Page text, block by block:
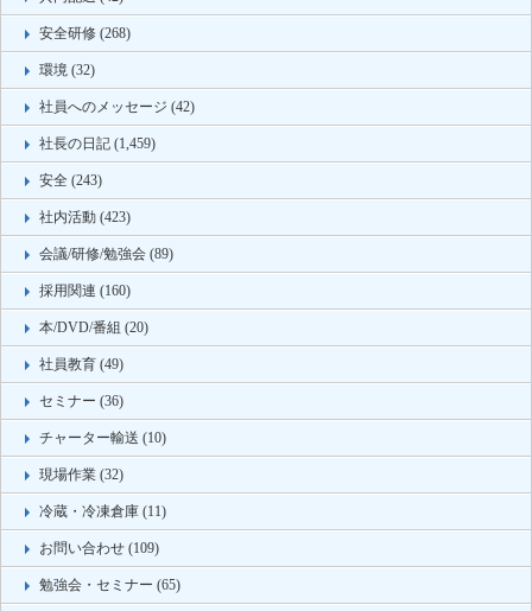
安全研修 (268)
環境 (32)
社員へのメッセージ (42)
社長の日記 (1,459)
安全 (243)
社内活動 (423)
会議/研修/勉強会 (89)
採用関連 (160)
本/DVD/番組 (20)
社員教育 (49)
セミナー (36)
チャーター輸送 (10)
現場作業 (32)
冷蔵・冷凍倉庫 (11)
お問い合わせ (109)
勉強会・セミナー (65)